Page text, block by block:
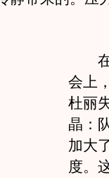
在
会上
杜丽
晶：
加大
度。